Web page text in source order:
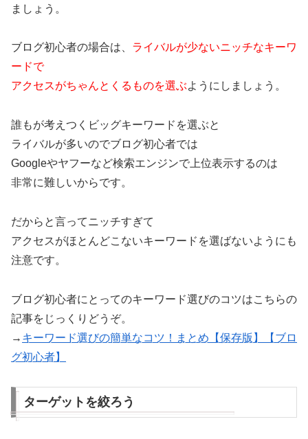
ましょう。
ブログ初心者の場合は、 ライバルが少ないニッチなキーワ
ードで
アクセスがちゃんとくるものを選ぶようにしましょう。
誰もが考えつくビッグキーワードを選ぶと
ライバルが多いのでブログ初心者では
Googleやヤフーなど検索エンジンで上位表示するのは
非常に難しいからです。
だからと言ってニッチすぎて
アクセスがほとんどこないキーワードを選ばないようにも
注意です。
ブログ初心者にとってのキーワード選びのコツはこちらの
記事をじっくりどうぞ。
→ キーワード選びの簡単なコツ！まとめ【保存版】【ブロ
グ初心者】
ターゲットを絞ろう